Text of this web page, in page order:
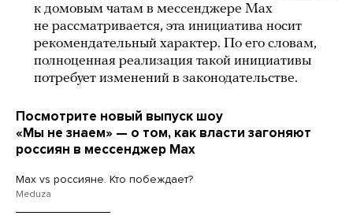
к домовым чатам в мессенджере Max
не рассматривается, эта инициатива носит
рекомендательный характер. По его словам,
полноценная реализация такой инициативы
потребует изменений в законодательстве.
Посмотрите новый выпуск шоу
«Мы не знаем» — о том, как власти загоняют
россиян в мессенджер Max
Max vs россияне. Кто побеждает?
Meduza